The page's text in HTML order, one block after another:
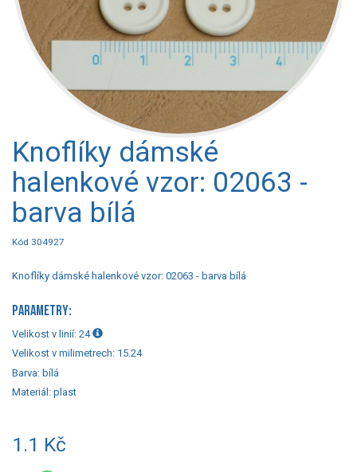
Knoflíky dámské
halenkové vzor: 02063 -
barva bílá
Kód 304927
Knoflíky dámské halenkové vzor: 02063 - barva bílá
PARAMETRY:
Velikost v linií: 24
Velikost v milimetrech: 15.24
Barva: bílá
Materiál: plast
1.1 Kč